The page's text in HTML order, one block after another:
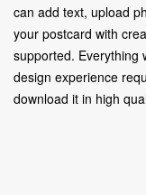
can add text, upload
your postcard with
supported.
design experience
download it in high